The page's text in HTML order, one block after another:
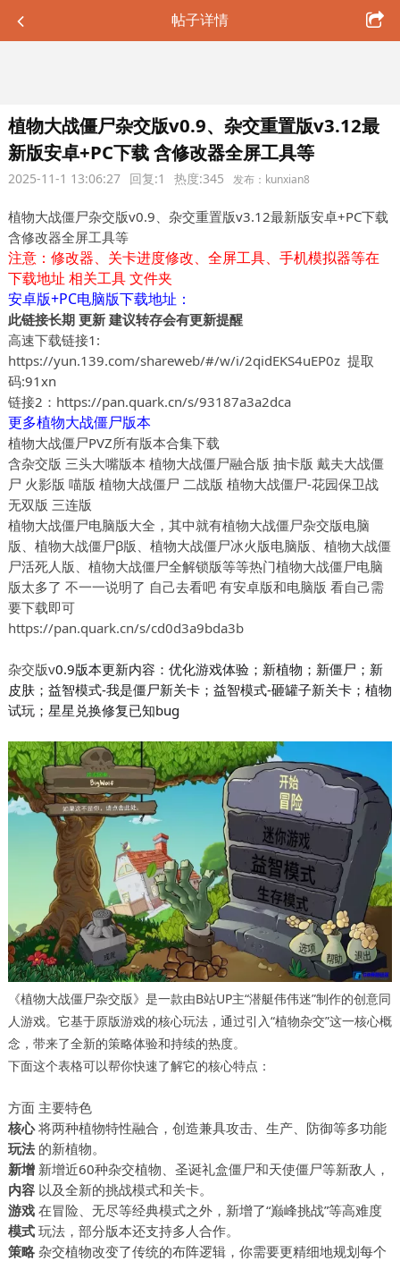
帖子详情
植物大战僵尸杂交版v0.9、杂交重置版v3.12最
新版安卓+PC下载 含修改器全屏工具等
2025-11-1 13:06:27 回复:1 热度:345 发布：kunxian8
植物大战僵尸杂交版v0.9、杂交重置版v3.12最新版安卓+PC下载
含修改器全屏工具等
注意：修改器、关卡进度修改、全屏工具、手机模拟器等在
下载地址 相关工具文件夹
安卓版+PC电脑版下载地址：
此链接长期 更新 建议转存会有更新提醒
高速下载链接1:
https://yun.139.com/shareweb/#/w/i/2qidEKS4uEP0z提取
码:91xn
链接2： https://pan.quark.cn/s/93187a3a2dca
更多植物大战僵尸版本
植物大战僵尸PVZ所有版本合集下载
含杂交版 三头大嘴版本 植物大战僵尸融合版 抽卡版 戴夫大战僵
尸 火影版 喵版 植物大战僵尸 二战版 植物大战僵尸-花园保卫战
无双版 三连版
植物大战僵尸电脑版大全，其中就有植物大战僵尸杂交版电脑
版、植物大战僵尸β版、植物大战僵尸冰火版电脑版、植物大战僵
尸活死人版、植物大战僵尸全解锁版等等热门植物大战僵尸电脑
版太多了 不一一说明了 自己去看吧 有安卓版和电脑版 看自己需
要下载即可
https://pan.quark.cn/s/cd0d3a9bda3b
杂交版v0.9版本更新内容：优化游戏体验；新植物；新僵尸；新
皮肤；益智模式-我是僵尸新关卡；益智模式-砸罐子新关卡；植物
试玩；星星兑换修复已知bug
《植物大战僵尸杂交版》是一款由B站UP主“潜艇伟伟迷”制作的创意同
人游戏。它基于原版游戏的核心玩法，通过引入“植物杂交”这一核心概
念，带来了全新的策略体验和持续的热度。
下面这个表格可以帮你快速了解它的核心特点：
方面 主要特色
核心
玩法
将两种植物特性融合，创造兼具攻击、生产、防御等多功能
的新植物。
新增
内容
新增近60种杂交植物、圣诞礼盒僵尸和天使僵尸等新敌人，
以及全新的挑战模式和关卡。
游戏
模式
在冒险、无尽等经典模式之外，新增了“巅峰挑战”等高难度
玩法，部分版本还支持多人合作。
策略 杂交植物改变了传统的布阵逻辑，你需要更精细地规划每个